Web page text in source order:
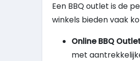
Een BBQ outlet is de
winkels bieden vaak
Online BBQ
met